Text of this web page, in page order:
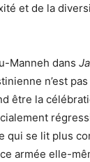
et de la
Manneh dans
n’est
être la
qui se lit plus
armée elle-